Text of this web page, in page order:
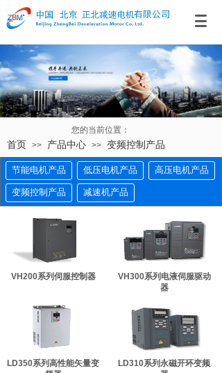
首页 >> 产品中心 >> 变频控制产品
您的当前位置：
节能电机产品 低压电机产品 高压电机产品
变频控制产品 减速机产品
VH200系列伺服控制器
VH300系列电液伺服驱动
器
LD350系列高性能矢量变
LD310系列永磁开环变频